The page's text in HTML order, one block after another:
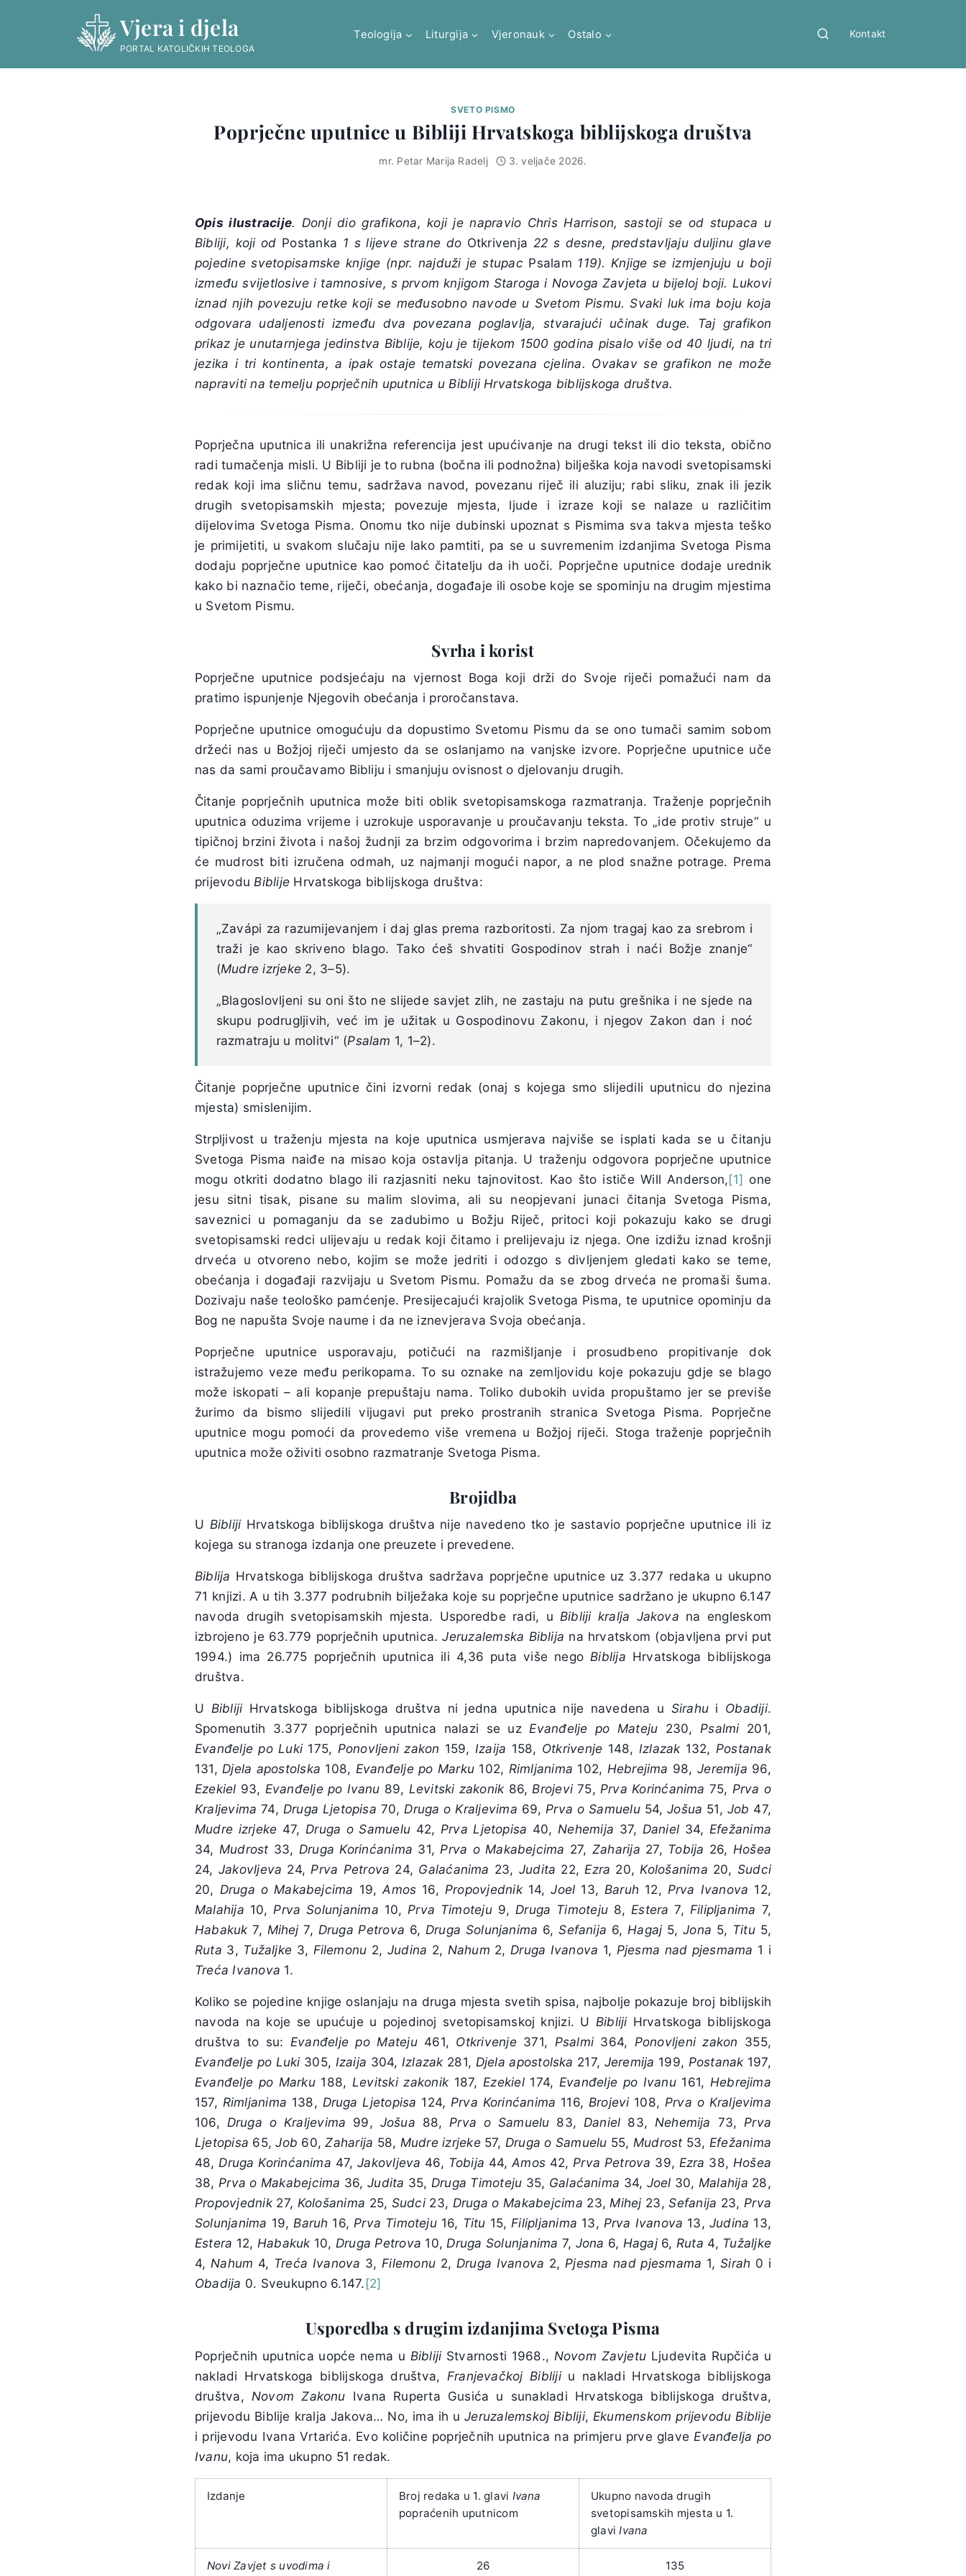
Vjera i djela
PORTAL KATOLIČKIH TEOLOGA
Teologija Liturgija Vjeronauk Ostalo Kontakt
SVETO PISMO
Poprječne uputnice u Bibliji Hrvatskoga biblijskoga društva
mr. Petar Marija Radelj 3. veljače 2026.
Opis ilustracije. Donji dio grafikona, koji je napravio Chris Harrison, sastoji se od stupaca u
Bibliji, koji od Postanka 1 s lijeve strane do Otkrivenja 22 s desne, predstavljaju duljinu glave
pojedine svetopisamske knjige (npr. najduži je stupac Psalam 119). Knjige se izmjenjuju u boji
između svijetlosive i tamnosive, s prvom knjigom Staroga i Novoga Zavjeta u bijeloj boji. Lukovi
iznad njih povezuju retke koji se međusobno navode u Svetom Pismu. Svaki luk ima boju koja
odgovara udaljenosti između dva povezana poglavlja, stvarajući učinak duge. Taj grafikon
prikaz je unutarnjega jedinstva Biblije, koju je tijekom 1500 godina pisalo više od 40 ljudi, na tri
jezika i tri kontinenta, a ipak ostaje tematski povezana cjelina. Ovakav se grafikon ne može
napraviti na temelju poprječnih uputnica u Bibliji Hrvatskoga biblijskoga društva.
Poprječna uputnica ili unakrižna referencija jest upućivanje na drugi tekst ili dio teksta, obično
radi tumačenja misli. U Bibliji je to rubna (bočna ili podnožna) bilješka koja navodi svetopisamski
redak koji ima sličnu temu, sadržava navod, povezanu riječ ili aluziju; rabi sliku, znak ili jezik
drugih svetopisamskih mjesta; povezuje mjesta, ljude i izraze koji se nalaze u različitim
dijelovima Svetoga Pisma. Onomu tko nije dubinski upoznat s Pismima sva takva mjesta teško
je primijetiti, u svakom slučaju nije lako pamtiti, pa se u suvremenim izdanjima Svetoga Pisma
dodaju poprječne uputnice kao pomoć čitatelju da ih uoči. Poprječne uputnice dodaje urednik
kako bi naznačio teme, riječi, obećanja, događaje ili osobe koje se spominju na drugim mjestima
u Svetom Pismu.
Svrha i korist
Poprječne uputnice podsjećaju na vjernost Boga koji drži do Svoje riječi pomažući nam da
pratimo ispunjenje Njegovih obećanja i proročanstava.
Poprječne uputnice omogućuju da dopustimo Svetomu Pismu da se ono tumači samim sobom
držeći nas u Božjoj riječi umjesto da se oslanjamo na vanjske izvore. Poprječne uputnice uče
nas da sami proučavamo Bibliju i smanjuju ovisnost o djelovanju drugih.
Čitanje poprječnih uputnica može biti oblik svetopisamskoga razmatranja. Traženje poprječnih
uputnica oduzima vrijeme i uzrokuje usporavanje u proučavanju teksta. To „ide protiv struje“ u
tipičnoj brzini života i našoj žudnji za brzim odgovorima i brzim napredovanjem. Očekujemo da
će mudrost biti izručena odmah, uz najmanji mogući napor, a ne plod snažne potrage. Prema
prijevoduBiblije Hrvatskoga biblijskoga društva:
„Zavápi za razumijevanjem i daj glas prema razboritosti. Za njom tragaj kao za srebrom i
traži je kao skriveno blago. Tako ćeš shvatiti Gospodinov strah i naći Božje znanje“
(Mudre izrjeke 2, 3–5).
„Blagoslovljeni su oni što ne slijede savjet zlih, ne zastaju na putu grešnika i ne sjede na
skupu podrugljivih, već im je užitak u Gospodinovu Zakonu, i njegov Zakon dan i noć
razmatraju u molitvi“ (Psalam 1, 1–2).
Čitanje poprječne uputnice čini izvorni redak (onaj s kojega smo slijedili uputnicu do njezina
mjesta) smislenijim.
Strpljivost u traženju mjesta na koje uputnica usmjerava najviše se isplati kada se u čitanju
Svetoga Pisma naiđe na misao koja ostavlja pitanja. U traženju odgovora poprječne uputnice
mogu otkriti dodatno blago ili razjasniti neku tajnovitost. Kao što ističe Will Anderson,[1] one
jesu sitni tisak, pisane su malim slovima, ali su neopjevani junaci čitanja Svetoga Pisma,
saveznici u pomaganju da se zadubimo u Božju Riječ, pritoci koji pokazuju kako se drugi
svetopisamski redci ulijevaju u redak koji čitamo i prelijevaju iz njega. One izdižu iznad krošnji
drveća u otvoreno nebo, kojim se može jedriti i odozgo s divljenjem gledati kako se teme,
obećanja i događaji razvijaju u Svetom Pismu. Pomažu da se zbog drveća ne promaši šuma.
Dozivaju naše teološko pamćenje. Presijecajući krajolik Svetoga Pisma, te uputnice opominju da
Bog ne napušta Svoje naume i da ne iznevjerava Svoja obećanja.
Poprječne uputnice usporavaju, potičući na razmišljanje i prosudbeno propitivanje dok
istražujemo veze među perikopama. To su oznake na zemljovidu koje pokazuju gdje se blago
može iskopati – ali kopanje prepuštaju nama. Toliko dubokih uvida propuštamo jer se previše
žurimo da bismo slijedili vijugavi put preko prostranih stranica Svetoga Pisma. Poprječne
uputnice mogu pomoći da provedemo više vremena u Božjoj riječi. Stoga traženje poprječnih
uputnica može oživiti osobno razmatranje Svetoga Pisma.
Brojidba
U BiblijiHrvatskoga biblijskoga društva nije navedeno tko je sastavio poprječne uputnice ili iz
kojega su stranoga izdanja one preuzete i prevedene.
Biblija Hrvatskoga biblijskoga društva sadržava poprječne uputnice uz 3.377 redaka u ukupno
71 knjizi. A u tih 3.377 podrubnih bilježaka koje su poprječne uputnice sadržano je ukupno 6.147
navoda drugih svetopisamskih mjesta. Usporedbe radi, u Bibliji kralja Jakova na engleskom
izbrojeno je 63.779 poprječnih uputnica.Jeruzalemska Biblija na hrvatskom (objavljena prvi put
1994.) ima 26.775 poprječnih uputnica ili 4,36 puta više nego Biblija Hrvatskoga biblijskoga
društva.
U BiblijiHrvatskoga biblijskoga društva ni jedna uputnica nije navedena u Sirahu i Obadiji.
Spomenutih 3.377 poprječnih uputnica nalazi se uz Evanđelje po Mateju 230, Psalmi201,
Evanđelje po Luki175, Ponovljeni zakon 159, Izaija 158, Otkrivenje 148, Izlazak132, Postanak
131, Djela apostolska 108, Evanđelje po Marku 102, Rimljanima 102, Hebrejima 98,Jeremija 96,
Ezekiel 93, Evanđelje po Ivanu 89, Levitski zakonik86, Brojevi75, Prva Korinćanima 75, Prva o
Kraljevima 74, Druga Ljetopisa 70, Druga o Kraljevima 69, Prva o Samuelu54,Jošua 51, Job 47,
Mudre izrjeke 47, Druga o Samuelu 42, Prva Ljetopisa 40, Nehemija 37, Daniel 34, Efežanima
34, Mudrost 33, Druga Korinćanima 31, Prva o Makabejcima 27, Zaharija 27, Tobija 26, Hošea
24, Jakovljeva 24, Prva Petrova 24, Galaćanima 23, Judita 22, Ezra 20, Kološanima 20, Sudci
20, Druga o Makabejcima 19,Amos 16, Propovjednik14,Joel 13, Baruh 12, Prva Ivanova 12,
Malahija 10, Prva Solunjanima 10, Prva Timoteju9, Druga Timoteju 8, Estera 7, Filipljanima 7,
Habakuk7, Mihej 7, Druga Petrova 6, Druga Solunjanima 6,Sefanija 6, Hagaj 5,Jona 5, Titu5,
Ruta 3, Tužaljke 3, Filemonu 2, Judina 2, Nahum 2, Druga Ivanova 1, Pjesma nad pjesmama 1 i
Treća Ivanova 1.
Koliko se pojedine knjige oslanjaju na druga mjesta svetih spisa, najbolje pokazuje broj biblijskih
navoda na koje se upućuje u pojedinoj svetopisamskoj knjizi. U BiblijiHrvatskoga biblijskoga
društva to su: Evanđelje po Mateju461, Otkrivenje371, Psalmi364, Ponovljeni zakon 355,
Evanđelje po Luki305, Izaija 304, Izlazak281, Djela apostolska 217, Jeremija 199, Postanak197,
Evanđelje po Marku188, Levitski zakonik187, Ezekiel174, Evanđelje po Ivanu161, Hebrejima
157, Rimljanima 138, Druga Ljetopisa 124, Prva Korinćanima 116, Brojevi108, Prva o Kraljevima
106, Druga o Kraljevima 99, Jošua 88, Prva o Samuelu 83, Daniel 83, Nehemija 73, Prva
Ljetopisa 65,Job 60,Zaharija 58, Mudre izrjeke57, Druga o Samuelu 55, Mudrost 53, Efežanima
48, Druga Korinćanima 47,Jakovljeva 46, Tobija 44,Amos 42, Prva Petrova 39, Ezra 38, Hošea
38, Prva o Makabejcima 36,Judita 35, Druga Timoteju 35, Galaćanima 34, Joel 30, Malahija 28,
Propovjednik27, Kološanima 25, Sudci23, Druga o Makabejcima 23, Mihej 23,Sefanija 23, Prva
Solunjanima 19, Baruh 16, Prva Timoteju16, Titu 15, Filipljanima 13, Prva Ivanova 13, Judina 13,
Estera 12, Habakuk10, Druga Petrova 10, Druga Solunjanima 7, Jona 6, Hagaj6, Ruta 4, Tužaljke
4, Nahum 4, Treća Ivanova 3, Filemonu 2, Druga Ivanova 2, Pjesma nad pjesmama 1,Sirah 0 i
Obadija 0. Sveukupno 6.147.[2]
Usporedba s drugim izdanjima Svetoga Pisma
Poprječnih uputnica uopće nema u BiblijiStvarnosti 1968., Novom Zavjetu Ljudevita Rupčića u
nakladi Hrvatskoga biblijskoga društva, Franjevačkoj Biblijiu nakladi Hrvatskoga biblijskoga
društva, Novom Zakonu Ivana Ruperta Gusića u sunakladi Hrvatskoga biblijskoga društva,
prijevodu Biblije kralja Jakova… No, ima ih uJeruzalemskoj Bibliji, Ekumenskom prijevodu Biblije
i prijevodu Ivana Vrtarića. Evo količine poprječnih uputnica na primjeru prve glave Evanđelja po
Ivanu, koja ima ukupno 51 redak.
Izdanje Broj redaka u 1. glavi Ivana
popraćenih uputnicom
Ukupno navoda drugih
svetopisamskih mjesta u 1.
glaviIvana
Novi Zavjet s uvodima i
26 135